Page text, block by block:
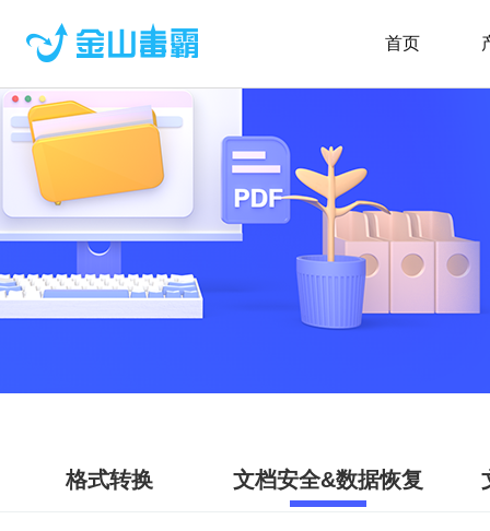
首页
格式转换 文档安全&数据恢复